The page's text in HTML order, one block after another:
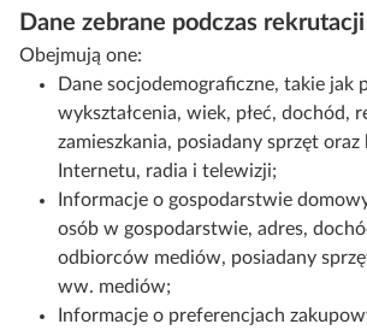
Dane zebrane podczas rekrutacji
Obejmują one:
Dane socjodemograficzne, takie jak
wykształcenia, wiek, płeć, dochód,
zamieszkania, posiadany sprzęt oraz
Internetu, radia i telewizji;
Informacje o gospodarstwie
osób w gospodarstwie, adres,
odbiorców mediów, posiadany
ww. mediów;
Informacje o preferencjach